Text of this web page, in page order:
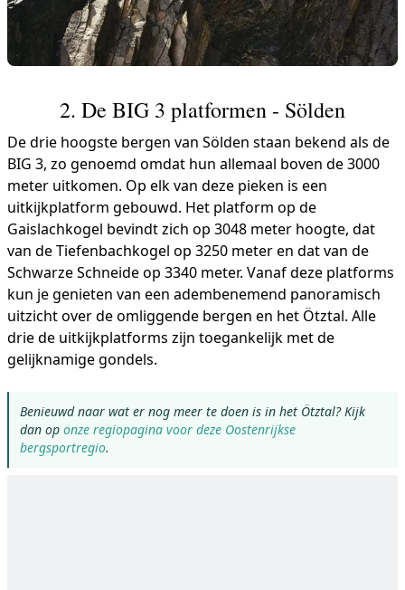
2. De BIG 3 platformen - Sölden
De drie hoogste bergen van Sölden staan bekend als de
BIG 3, zo genoemd omdat hun allemaal boven de 3000
meter uitkomen. Op elk van deze pieken is een
uitkijkplatform gebouwd. Het platform op de
Gaislachkogel bevindt zich op 3048 meter hoogte, dat
van de Tiefenbachkogel op 3250 meter en dat van de
Schwarze Schneide op 3340 meter. Vanaf deze platforms
kun je genieten van een adembenemend panoramisch
uitzicht over de omliggende bergen en het Ötztal. Alle
drie de uitkijkplatforms zijn toegankelijk met de
gelijknamige gondels.
Benieuwd naar wat er nog meer te doen is in het Ötztal? Kijk
dan op onze regiopagina voor deze Oostenrijkse
bergsportregio.